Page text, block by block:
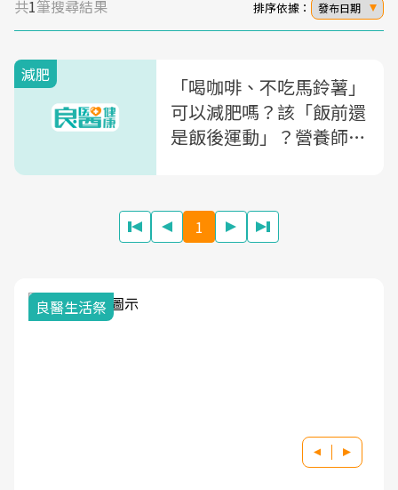
共1筆搜尋結果 排序依據： 發布日期
減肥
「喝咖啡、不吃馬鈴薯」
可以減肥嗎？該「飯前還
是飯後運動」？營養師盤
1
良醫生活祭